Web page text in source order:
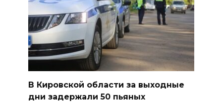
В Кировской области за выходные
дни задержали 50 пьяных